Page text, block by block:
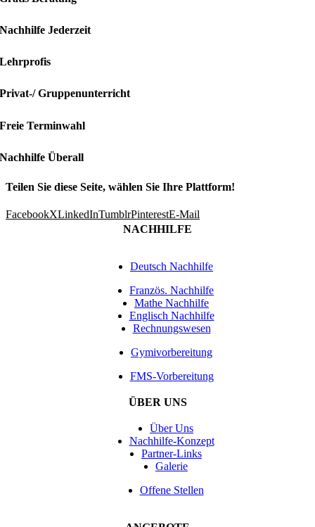
Nachhilfe Jederzeit
Lehrprofis
Privat-/ Gruppenunterricht
Freie Terminwahl
Nachhilfe Überall
Teilen Sie diese Seite, wählen Sie Ihre Plattform!
FacebookXLinkedInTumblrPinterestE-Mail
NACHHILFE
Deutsch Nachhilfe
Französ. Nachhilfe
Mathe Nachhilfe
Englisch Nachhilfe
Rechnungswesen
Gymivorbereitung
FMS-Vorbereitung
ÜBER UNS
Über Uns
Nachhilfe-Konzept
Partner-Links
Galerie
Offene Stellen